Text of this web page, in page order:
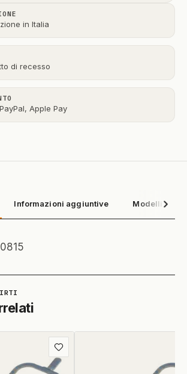
in Italia
di recesso
Apple Pay
Informazioni aggiuntive Modelli
Aggiungi
ai
preferiti